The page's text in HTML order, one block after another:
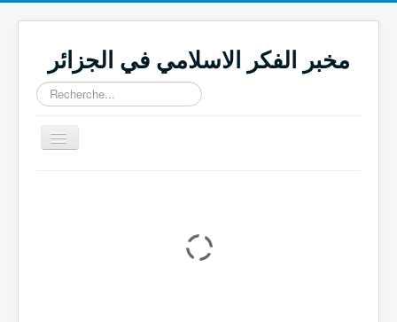
مخبر الفكر الاسلامي في الجزائر
Rechercher
Basculer
la